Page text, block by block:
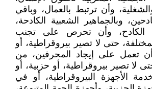
وأن ترتبط بالعمال، وباقي
وبالجماهير الشعبية الكادحة،
الكادح، وأن تحرص على تجنب
حتى لا تصير بيروقراطية، أو
تعمل على إيجاد المحرفين، من
لا تصير بيروقراطية، أو حزبية، أو
الأجهزة البيروقراطية، أو في